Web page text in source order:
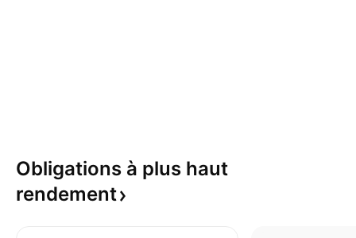
Obligations à plus haut
rendement